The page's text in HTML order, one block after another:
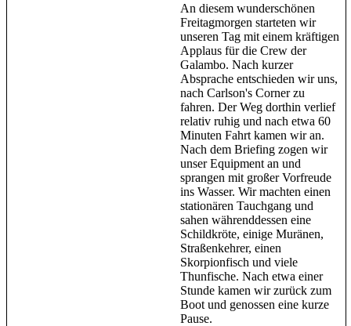
An diesem wunderschönen
Freitagmorgen starteten wir
unseren Tag mit einem kräftigen
Applaus für die Crew der
Galambo. Nach kurzer
Absprache entschieden wir uns,
nach Carlson's Corner zu
fahren. Der Weg dorthin verlief
relativ ruhig und nach etwa 60
Minuten Fahrt kamen wir an.
Nach dem Briefing zogen wir
unser Equipment an und
sprangen mit großer Vorfreude
ins Wasser. Wir machten einen
stationären Tauchgang und
sahen währenddessen eine
Schildkröte, einige Muränen,
Straßenkehrer, einen
Skorpionfisch und viele
Thunfische. Nach etwa einer
Stunde kamen wir zurück zum
Boot und genossen eine kurze
Pause.